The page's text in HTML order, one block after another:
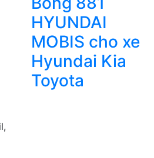
HYUNDAI
MOBIS cho xe
Hyundai Kia
Toyota